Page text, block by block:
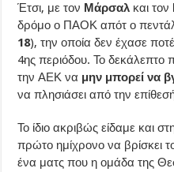
Έτσι, με τον Μάρσαλ και τον
δρόμο ο ΠΑΟΚ απότ ο
18), την οποία δεν έχασε
4ης περιόδου. Το δεκάλεπτο
την ΑΕΚ να μην μπορεί να
να πλησιάσει από την
Το ίδιο ακριβώς είδαμε και
πρώτο ημίχρονο να
ένα ματς που η ομάδα της